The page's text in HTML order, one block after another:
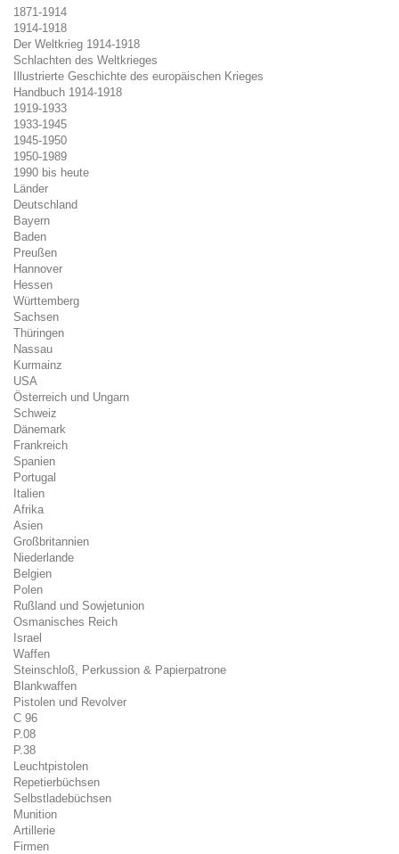
1871-1914
1914-1918
Der Weltkrieg 1914-1918
Schlachten des Weltkrieges
Illustrierte Geschichte des europäischen Krieges
Handbuch 1914-1918
1919-1933
1933-1945
1945-1950
1950-1989
1990 bis heute
Länder
Deutschland
Bayern
Baden
Preußen
Hannover
Hessen
Württemberg
Sachsen
Thüringen
Nassau
Kurmainz
USA
Österreich und Ungarn
Schweiz
Dänemark
Frankreich
Spanien
Portugal
Italien
Afrika
Asien
Großbritannien
Niederlande
Belgien
Polen
Rußland und Sowjetunion
Osmanisches Reich
Israel
Waffen
Steinschloß, Perkussion & Papierpatrone
Blankwaffen
Pistolen und Revolver
C 96
P.08
P.38
Leuchtpistolen
Repetierbüchsen
Selbstladebüchsen
Munition
Artillerie
Firmen